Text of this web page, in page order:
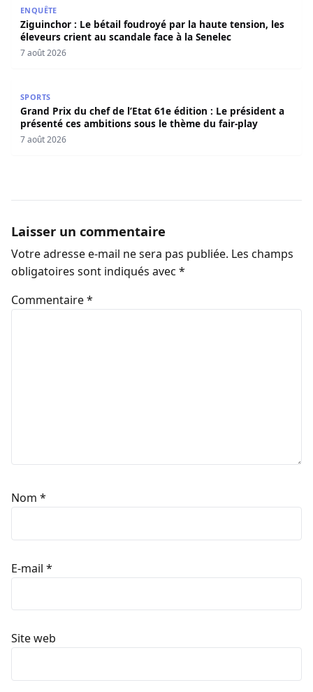
ENQUÊTE
Ziguinchor : Le bétail foudroyé par la haute tension, les
éleveurs crient au scandale face à la Senelec
7 août 2026
SPORTS
Grand Prix du chef de l’Etat 61e édition : Le président a
présenté ces ambitions sous le thème du fair-play
7 août 2026
Laisser un commentaire
Votre adresse e-mail ne sera pas publiée. Les champs
obligatoires sont indiqués avec *
Commentaire*
Nom *
E-mail *
Site web